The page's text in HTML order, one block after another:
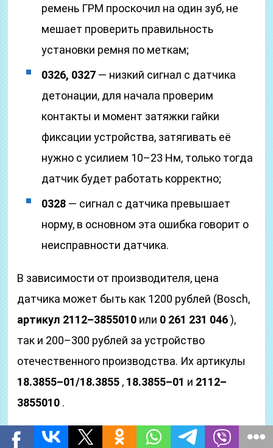
ремень ГРМ проскочил на один зуб, не
мешает проверить правильность
установки ремня по меткам;
0326, 0327 — низкий сигнал с датчика
детонации, для начала проверим
контакты и момент затяжки гайки
фиксации устройства, затягивать её
нужно с усилием 10–23 Нм, только тогда
датчик будет работать корректно;
0328 — сигнал с датчика превышает
норму, в основном эта ошибка говорит о
неисправности датчика.
В зависимости от производителя, цена
датчика может быть как 1200 рублей (Bosch,
артикул 2112–3855010 или 0 261 231 046),
так и 200–300 рублей за устройство
отечественного производства. Их артикулы
18.3855–01/18.3855 , 18.3855–01 и 2112–
3855010 .
Ремонт датчика детонации ваз